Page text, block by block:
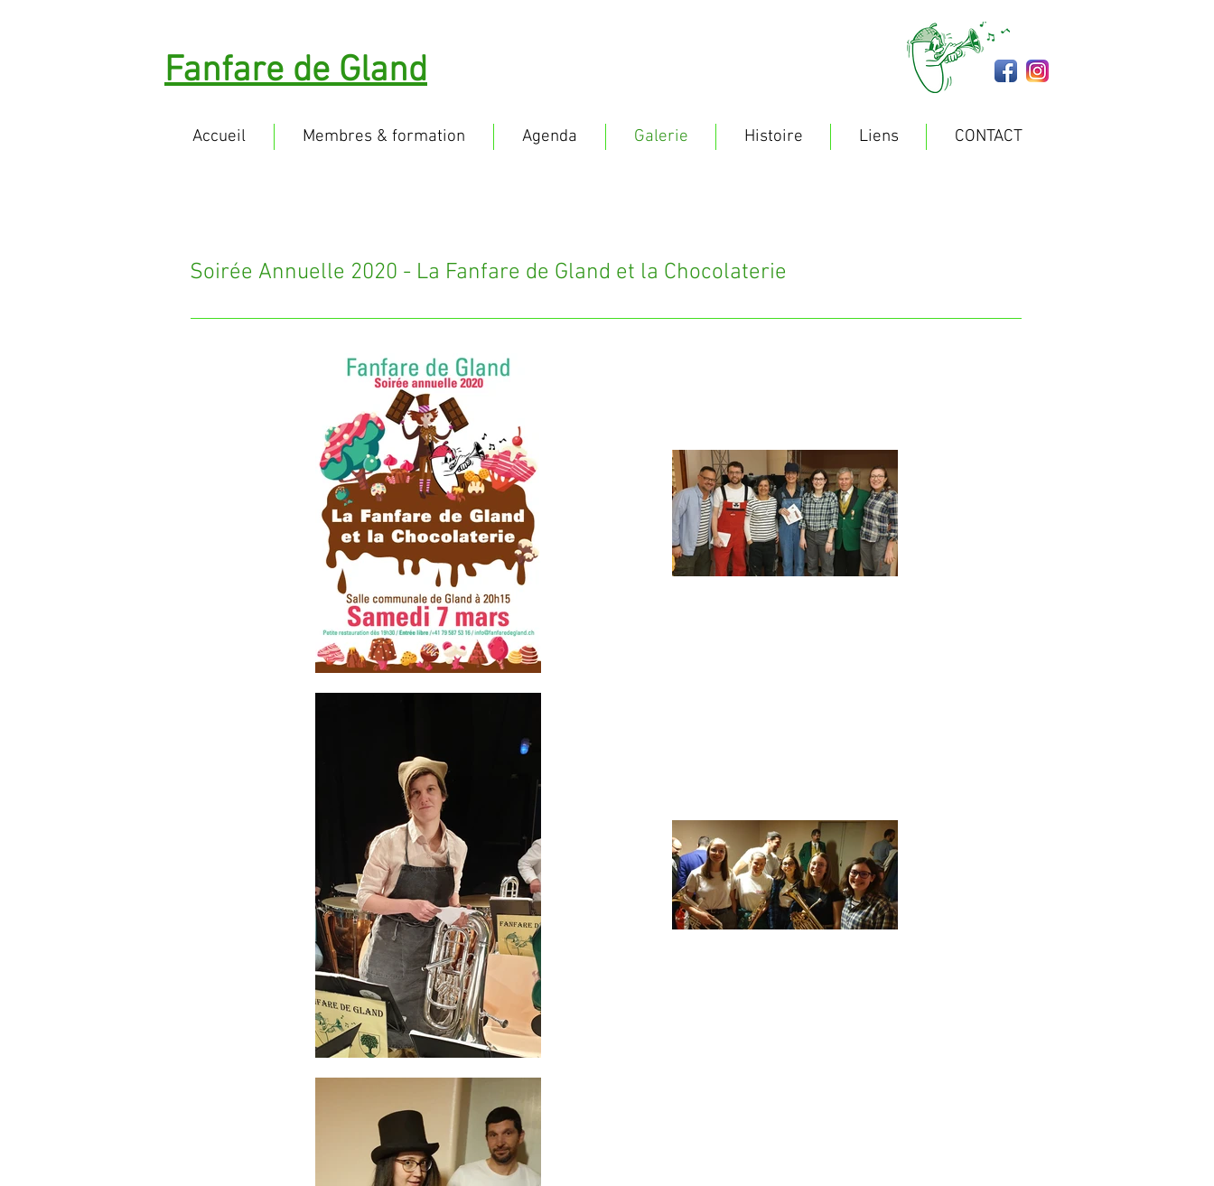
Fanfare de Gland
Accueil Membres & formation Agenda Galerie Histoire Liens CONTACT
Soirée Annuelle 2020 - La Fanfare de Gland et la Chocolaterie